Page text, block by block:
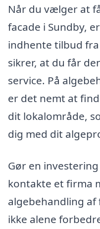
Når du vælger at
facade i Sundby,
indhente tilbud
sikrer, at du får
service. På
er det nemt at
dit lokalområde,
dig med dit
Gør en
kontakte et firma
algebehandling af
ikke alene